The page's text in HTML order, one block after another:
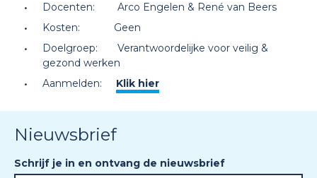
Docenten: Arco Engelen & René van Beers
Kosten: Geen
Doelgroep: Verantwoordelijke voor veilig &
gezond werken
Aanmelden: Klik hier
Nieuwsbrief
Schrijf je in en ontvang de nieuwsbrief